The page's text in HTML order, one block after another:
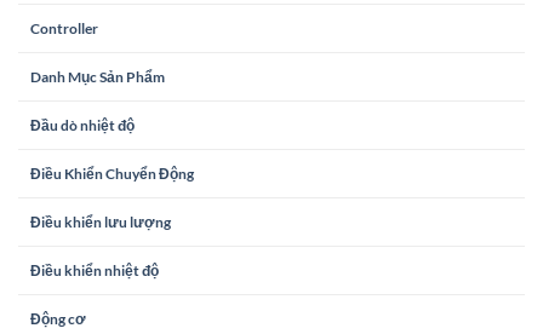
Controller
Danh Mục Sản Phẩm
Đầu dò nhiệt độ
Điều Khiển Chuyển Động
Điều khiển lưu lượng
Điều khiển nhiệt độ
Động cơ